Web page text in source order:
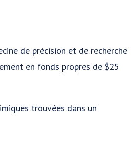
de précision et de recherche
en fonds propres de $25
trouvées dans un